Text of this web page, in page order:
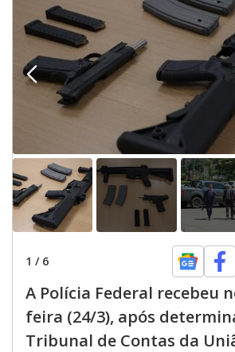
1 / 6
A Polícia Federal recebeu
feira (24/3), após
Tribunal de Contas da